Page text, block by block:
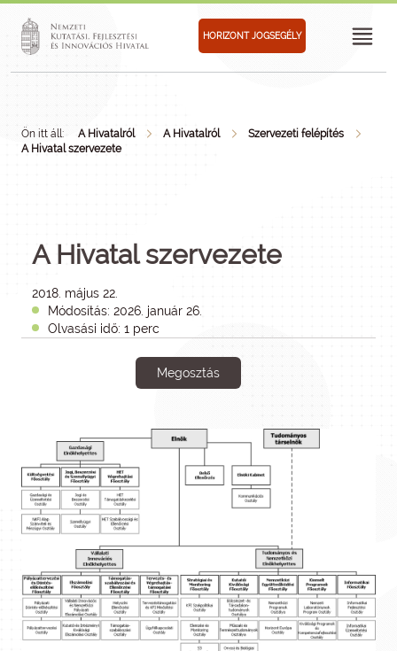
HORIZONT JOGSEGÉLY
Ön itt áll: A Hivatalról A Hivatalról
Szervezeti felépítés
A Hivatal szervezete
A Hivatal szervezete
2018. május 22.
Módosítás: 2026. január 26.
Olvasási idő: 1 perc
Megosztás